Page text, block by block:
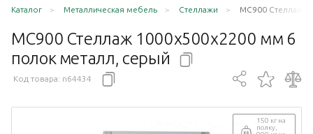
Каталог Металлическая мебель Стеллажи МС900 Стеллаж
МС900 Стеллаж 1000x500x2200 мм 6
полок металл, серый
Код товара: n64434
150 кг на
полку,